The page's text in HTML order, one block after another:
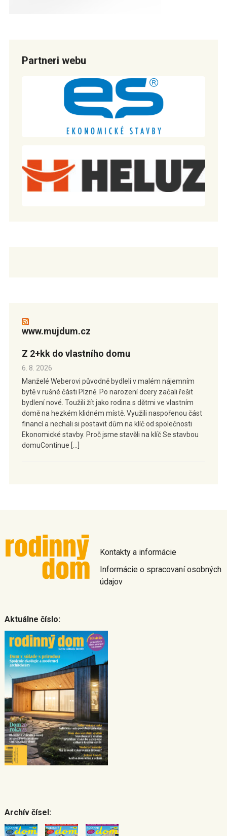
Partneri webu
www.mujdum.cz
Z 2+kk do vlastního domu
6. 8. 2026
Manželé Weberovi původně bydleli v malém nájemním
bytě v rušné části Plzně. Po narození dcery začali řešit
bydlení nové. Toužili žít jako rodina s dětmi ve vlastním
domě na hezkém klidném místě. Využili naspořenou část
financí a nechali si postavit dům na klíč od společnosti
Ekonomické stavby. Proč jsme stavěli na klíč Se stavbou
domuContinue […]
Kontakty a informácie
Informácie o spracovaní osobných
údajov
Aktuálne číslo:
Archív čísel: